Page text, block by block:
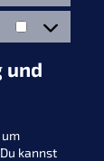
Marketing
und
kannst